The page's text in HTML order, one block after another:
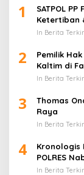
1
SATPOL
Ketertiban
In Berita
2
Pemilik
Kaltim di
In Berita
3
Thomas
Raya
In Berita
4
Kronologis
POLRES
In Berita